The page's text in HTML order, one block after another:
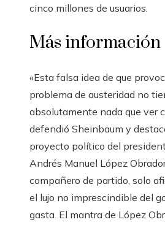
cinco millones de usuarios.
Más información
«Esta falsa idea de que
problema de austeridad no
absolutamente nada que ver
defendió Sheinbaum y
proyecto político del
Andrés Manuel López
compañero de partido, solo
el lujo no imprescindible del
gasta. El mantra de López